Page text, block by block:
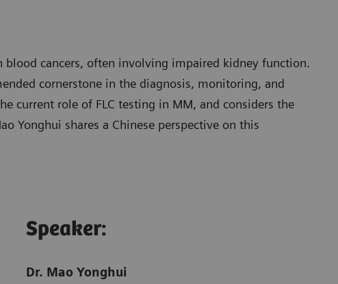
cancers, often involving impaired kidney function.
cornerstone in the diagnosis, monitoring, and
current role of FLC testing in MM, and considers the
Yonghui shares a Chinese perspective on this
Speaker:
Dr. Mao Yonghui